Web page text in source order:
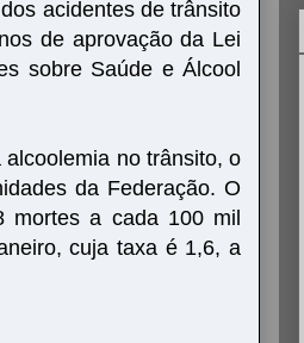
acidentes de trânsito
de aprovação da Lei
sobre Saúde e Álcool
no trânsito, o
da Federação. O
mortes a cada 100 mil
cuja taxa é 1,6, a